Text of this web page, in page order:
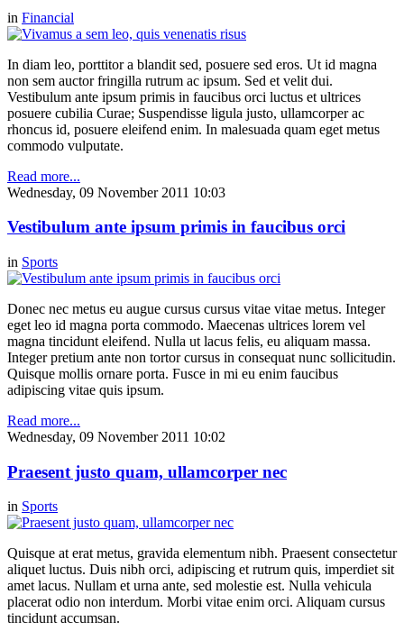
in Financial
In diam leo, porttitor a blandit sed, posuere sed eros. Ut id magna
non sem auctor fringilla rutrum ac ipsum. Sed et velit dui.
Vestibulum ante ipsum primis in faucibus orci luctus et ultrices
posuere cubilia Curae; Suspendisse ligula justo, ullamcorper ac
rhoncus id, posuere eleifend enim. In malesuada quam eget metus
commodo vulputate.
Read more...
Wednesday, 09 November 2011 10:03
Vestibulum ante ipsum primis in faucibus orci
in Sports
Donec nec metus eu augue cursus cursus vitae vitae metus. Integer
eget leo id magna porta commodo. Maecenas ultrices lorem vel
magna tincidunt eleifend. Nulla ut lacus felis, eu aliquam massa.
Integer pretium ante non tortor cursus in consequat nunc sollicitudin.
Quisque mollis ornare porta. Fusce in mi eu enim faucibus
adipiscing vitae quis ipsum.
Read more...
Wednesday, 09 November 2011 10:02
Praesent justo quam, ullamcorper nec
in Sports
Quisque at erat metus, gravida elementum nibh. Praesent consectetur
aliquet luctus. Duis nibh orci, adipiscing et rutrum quis, imperdiet sit
amet lacus. Nullam et urna ante, sed molestie est. Nulla vehicula
placerat odio non interdum. Morbi vitae enim orci. Aliquam cursus
tincidunt accumsan.